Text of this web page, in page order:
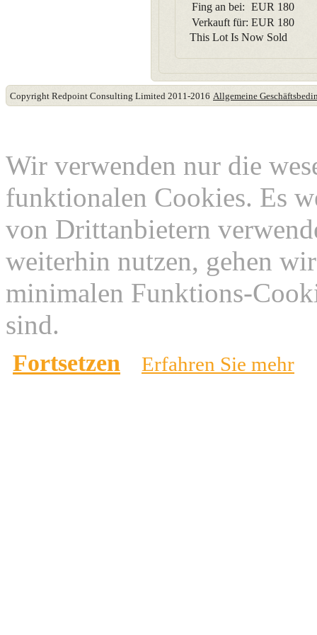
Fing an bei: EUR 180
Verkauft für: EUR 180
This Lot Is Now Sold
Copyright Redpoint Consulting Limited 2011-2016 Allgemeine
Wir verwenden nur die
funktionalen Cookies. Es
von Drittanbietern
weiterhin nutzen, gehen
minimalen Funktions-
sind.
Fortsetzen Erfahren Sie mehr